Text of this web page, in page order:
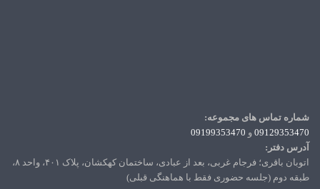
شماره تماس های مجموعه:
09129353470 و 09199353470
آدرس دفتر:
اتوبان باقری؛ فرجام غربی، بعد از عبادی، ساختمان کهکشان، پلاک ۴۰۱، واحد ۸،
طبقه دوم (جلسه حضوری فقط با هماهنگی قبلی)